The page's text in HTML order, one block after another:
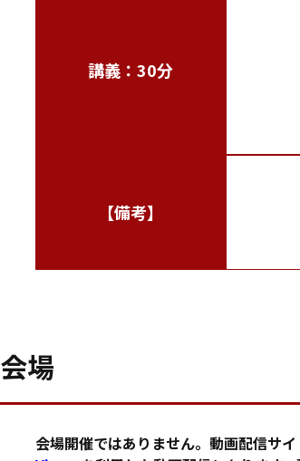
講義：30分
【備考】
会場
会場開催ではありません。動画配信サイ